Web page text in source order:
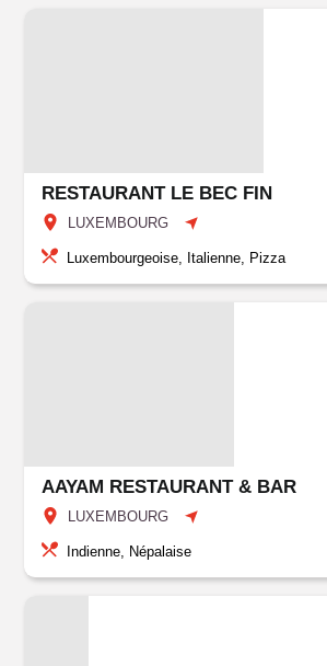
RESTAURANT LE BEC FIN
LUXEMBOURG
Luxembourgeoise, Italienne, Pizza
AAYAM RESTAURANT & BAR
LUXEMBOURG
Indienne, Népalaise